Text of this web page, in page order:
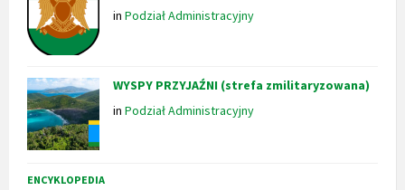
in Podział Administracyjny
WYSPY PRZYJAŹNI (strefa zmilitaryzowana)
in Podział Administracyjny
ENCYKLOPEDIA